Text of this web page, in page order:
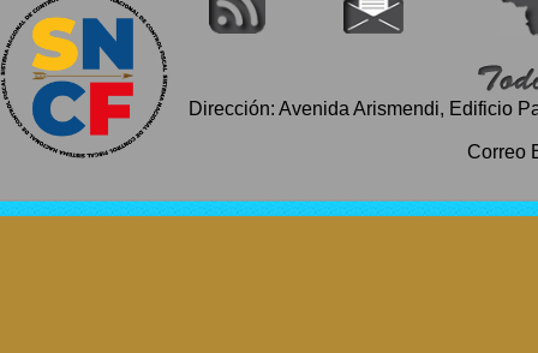
Dirección: Avenida Arismendi, Edificio
Correo